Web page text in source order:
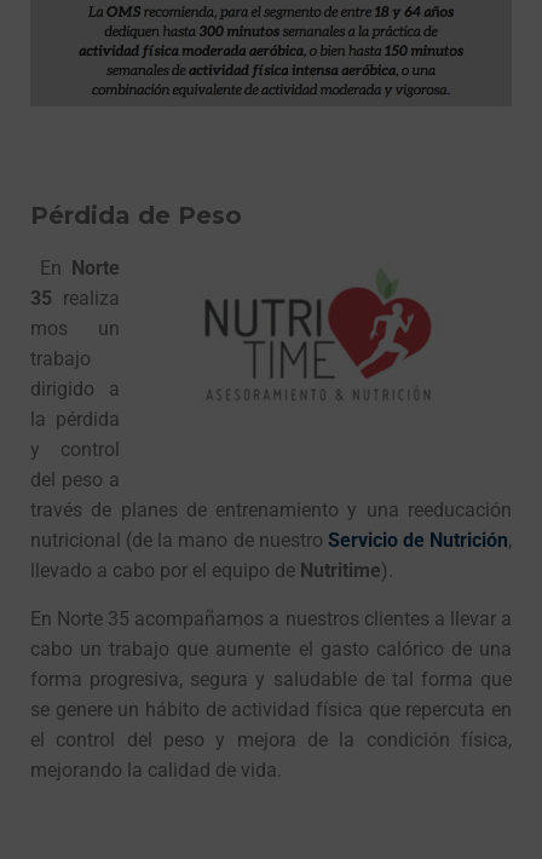
Pérdida de Peso
En Norte
35 realiza
mos un
trabajo
dirigido a
la pérdida
y control
del peso a
través de planes de entrenamiento y una reeducación
nutricional (de la mano de nuestro Servicio de Nutrición,
llevado a cabo por el equipo de Nutritime).
En Norte 35 acompañamos a nuestros clientes a llevar a
cabo un trabajo que aumente el gasto calórico de una
forma progresiva, segura y saludable de tal forma que
se genere un hábito de actividad física que repercuta en
el control del peso y mejora de la condición física,
mejorando la calidad de vida.